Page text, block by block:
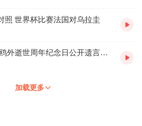
照 世界杯比赛法国对乌拉圭
第3季 Day4 课文 森鸥外逝世周年纪念日公开遗言真迹
加载更多